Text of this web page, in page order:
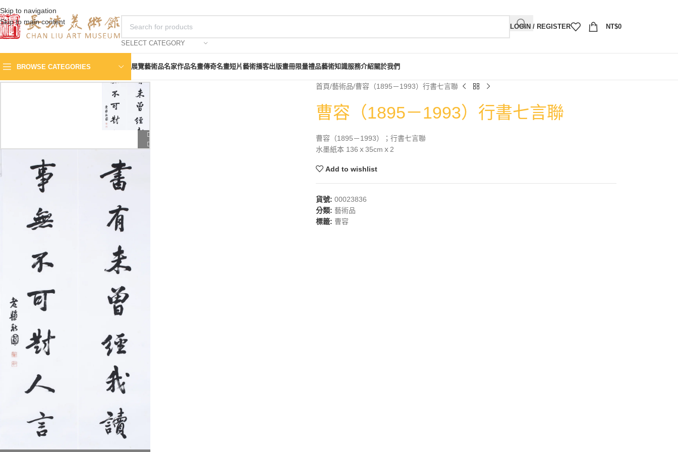
Skip to navigation
Skip to main content
SELECT CATEGORY
LOGIN / REGISTER NT$0
BROWSE CATEGORIES 展覽藝術品名家作品名畫傳奇名畫短片藝術播客出版畫冊限量禮品藝術知識服務介紹關於我們
首頁 藝術品 曹容（1895－1993）行書七言聯
曹容（1895－1993）行書七言聯
曹容（1895－1993）；行書七言聯
水墨紙本 136ｘ35cmｘ2
Add to wishlist
貨號: 00023836
分類: 藝術品
標籤: 曹容